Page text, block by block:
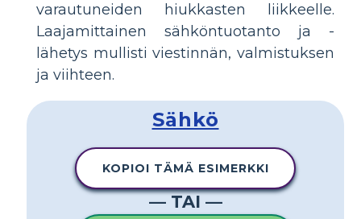
varautuneiden hiukkasten liikkeelle.
Laajamittainen sähköntuotanto ja -
lähetys mullisti viestinnän, valmistuksen
ja viihteen.
Sähkö
KOPIOI TÄMÄ ESIMERKKI
— TAI —